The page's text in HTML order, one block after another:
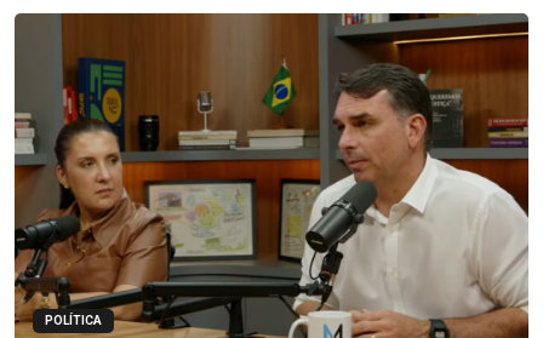
POLÍTICA